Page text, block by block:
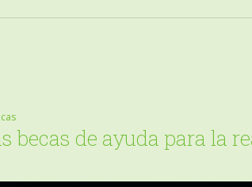
becas de ayuda para la